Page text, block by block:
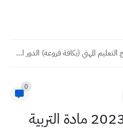
نتائج التعليم المهني (بكافة فروعه) الدور الثاني 2024 جميع المحافظات...
0
الخطة السنوية 2023 مادة التربية